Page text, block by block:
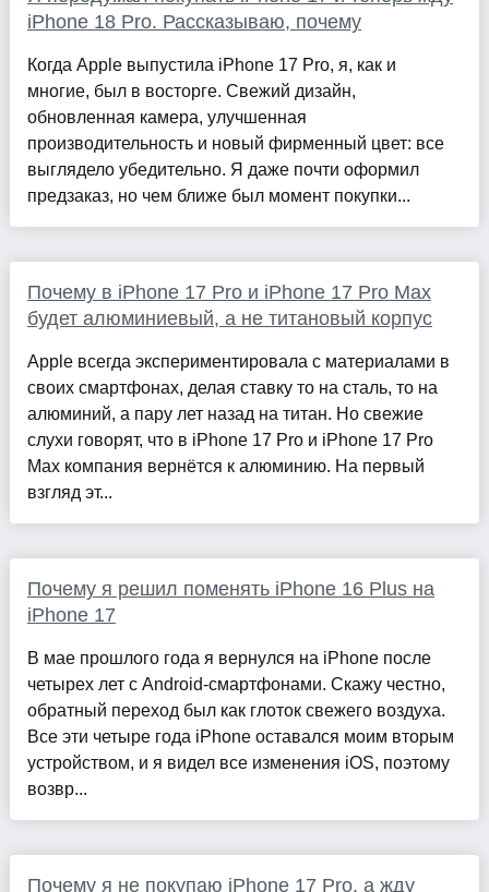
iPhone 18 Pro. Рассказываю, почему
Когда Apple выпустила iPhone 17 Pro, я, как и
многие, был в восторге. Свежий дизайн,
обновленная камера, улучшенная
производительность и новый фирменный цвет: все
выглядело убедительно. Я даже почти оформил
предзаказ, но чем ближе был момент покупки...
Почему в iPhone 17 Pro и iPhone 17 Pro Max
будет алюминиевый, а не титановый корпус
Apple всегда экспериментировала с материалами в
своих смартфонах, делая ставку то на сталь, то на
алюминий, а пару лет назад на титан. Но свежие
слухи говорят, что в iPhone 17 Pro и iPhone 17 Pro
Max компания вернётся к алюминию. На первый
взгляд эт...
Почему я решил поменять iPhone 16 Plus на
iPhone 17
В мае прошлого года я вернулся на iPhone после
четырех лет с Android-смартфонами. Скажу честно,
обратный переход был как глоток свежего воздуха.
Все эти четыре года iPhone оставался моим вторым
устройством, и я видел все изменения iOS, поэтому
возвр...
Почему я не покупаю iPhone 17 Pro, а жду